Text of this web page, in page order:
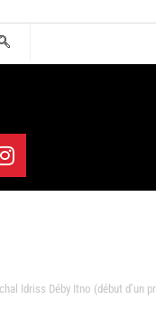
Idriss Déby Itno (début d’un